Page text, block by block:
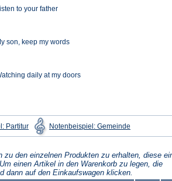
to your father
son, keep my words
daily at my doors
Partitur
(Öffnet
in
einem
Tab)
Notenbeispiel: Gemeindein
einem
Tab)
zu den einzelnen Produkten zu erhalten, diese
einen Artikel in den Warenkorb zu legen, die
dann auf den Einkaufswagen klicken.